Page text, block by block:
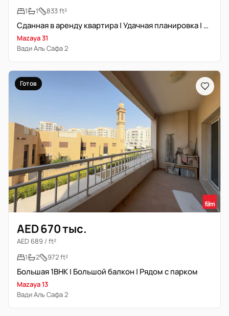
1 1 833 ft²
Сданная в аренду квартира | Удачная планировка | Просторная кухня | Прачечная
Mazaya 31
Вади Аль Сафа 2
Готов
AED 670 тыс.
AED 689 / ft²
1
2 972 ft²
Большая 1BHK | Большой балкон | Рядом с парком
Mazaya 13
Вади Аль Сафа 2